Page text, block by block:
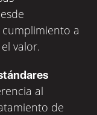
a
valor.
al
de